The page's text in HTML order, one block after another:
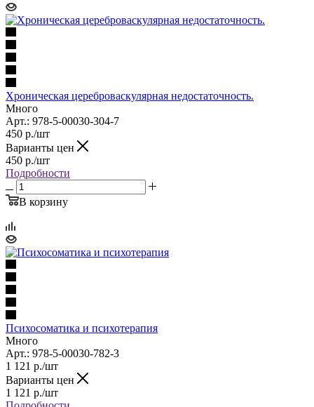
Хроническая цереброваскулярная недостаточность.
Много
Арт.: 978-5-00030-304-7
450 р./шт
Варианты цен
450 р./шт
Подробности
В корзину
Психосоматика и психотерапия
Много
Арт.: 978-5-00030-782-3
1 121 р./шт
Варианты цен
1 121 р./шт